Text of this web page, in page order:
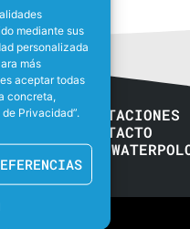
mediante sus
personalizada
más
aceptar todas
concreta,
Privacidad”.ACREDITACIONES
CONTACTO
SOBRE